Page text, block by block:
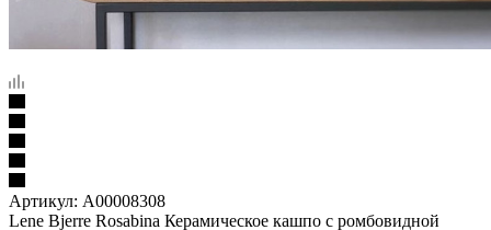
Артикул: A00008308
Lene Bjerre Rosabina Керамическое кашпо с ромбовидной